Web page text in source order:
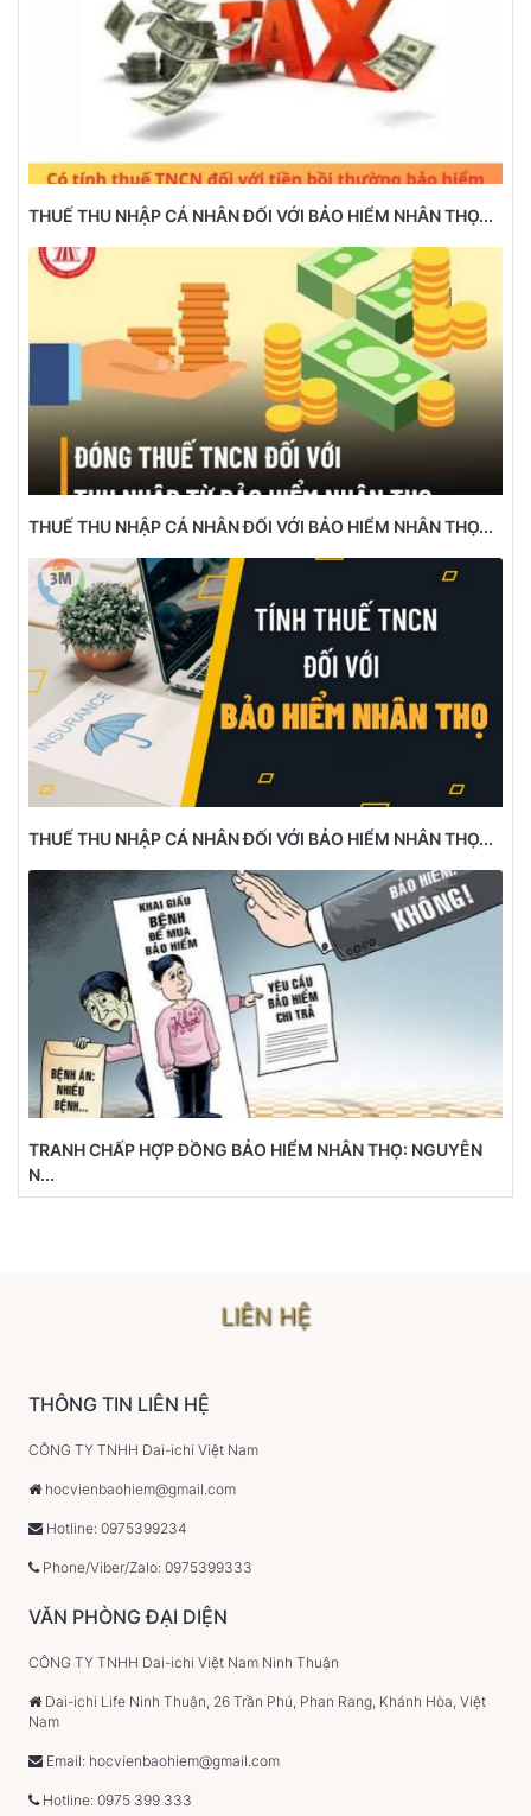
THUẾ THU NHẬP CÁ NHÂN ĐỐI VỚI BẢO HIỂM NHÂN THỌ...
THUẾ THU NHẬP CÁ NHÂN ĐỐI VỚI BẢO HIỂM NHÂN THỌ...
THUẾ THU NHẬP CÁ NHÂN ĐỐI VỚI BẢO HIỂM NHÂN THỌ...
TRANH CHẤP HỢP ĐỒNG BẢO HIỂM NHÂN THỌ: NGUYÊN
N...
LIÊN HỆ
THÔNG TIN LIÊN HỆ
CÔNG TY TNHH Dai-ichi Việt Nam
hocvienbaohiem@gmail.com
Hotline: 0975399234
Phone/Viber/Zalo: 0975399333
VĂN PHÒNG ĐẠI DIỆN
CÔNG TY TNHH Dai-ichi Việt Nam Ninh Thuận
Dai-ichi Life Ninh Thuận, 26 Trần Phú, Phan Rang, Khánh Hòa, Việt
Nam
Email: hocvienbaohiem@gmail.com
Hotline: 0975 399 333